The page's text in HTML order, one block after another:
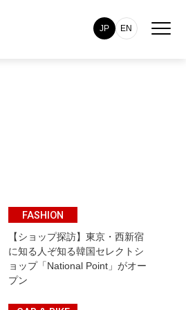
JP EN
FASHION
【ショップ探訪】東京・西新宿
に知る人ぞ知る韓国セレクトシ
ョップ「National Point」がオー
プン